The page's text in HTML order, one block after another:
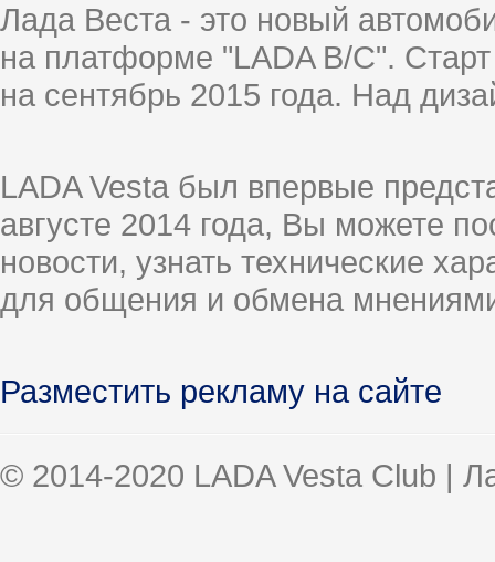
Лада Веста - это новый
на платформе "LADA B/C".
на сентябрь 2015 года. Над
LADA Vesta был впервые
августе 2014 года, Вы можете
новости, узнать технические
для общения и обмена
Разместить рекламу на сайте
© 2014-2020 LADA Vesta Club |